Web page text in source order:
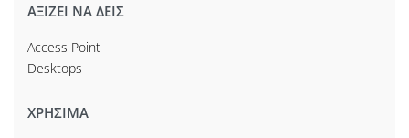
ΑΞΙΖΕΙ ΝΑ ΔΕΙΣ
Access Point
Desktops
ΧΡΗΣΙΜΑ